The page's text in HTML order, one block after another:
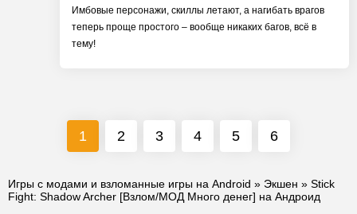
Имбовые персонажи, скиллы летают, а нагибать врагов
теперь проще простого – вообще никаких багов, всё в
тему!
1 2 3 4 5 6
Игры с модами и взломанные игры на Android » Экшен » Stick
Fight: Shadow Archer [Взлом/МОД Много денег] на Андроид